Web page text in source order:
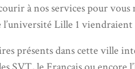
à nos services pour
l’université Lille 1 viendraient
présents dans cette ville